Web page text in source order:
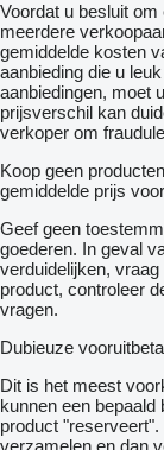
Voordat u besluit
meerdere
gemiddelde kosten
aanbieding die u
aanbiedingen, moet
prijsverschil kan
verkoper om
Koop geen
gemiddelde prijs
Geef geen
goederen. In geval
verduidelijken,
product, controleer
vragen.
Dubieuze
Dit is het meest
kunnen een bepaald
product